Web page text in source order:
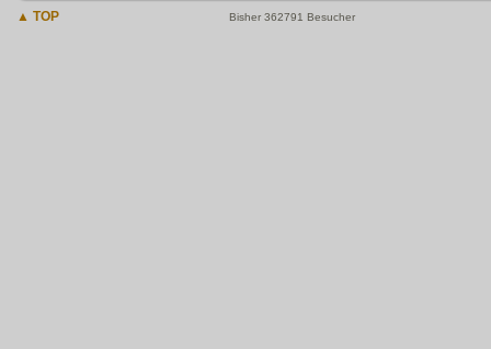
▲ TOP Bisher 362791 Besucher